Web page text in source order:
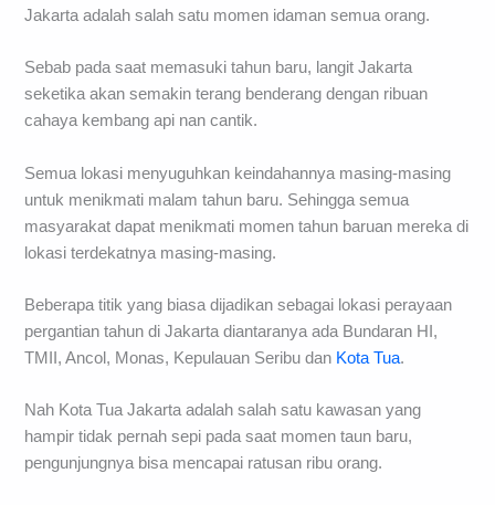
Jakarta adalah salah satu momen idaman semua orang.
Sebab pada saat memasuki tahun baru, langit Jakarta
seketika akan semakin terang benderang dengan ribuan
cahaya kembang api nan cantik.
Semua lokasi menyuguhkan keindahannya masing-masing
untuk menikmati malam tahun baru. Sehingga semua
masyarakat dapat menikmati momen tahun baruan mereka di
lokasi terdekatnya masing-masing.
Beberapa titik yang biasa dijadikan sebagai lokasi perayaan
pergantian tahun di Jakarta diantaranya ada Bundaran HI,
TMII, Ancol, Monas, Kepulauan Seribu dan Kota Tua.
Nah Kota Tua Jakarta adalah salah satu kawasan yang
hampir tidak pernah sepi pada saat momen taun baru,
pengunjungnya bisa mencapai ratusan ribu orang.